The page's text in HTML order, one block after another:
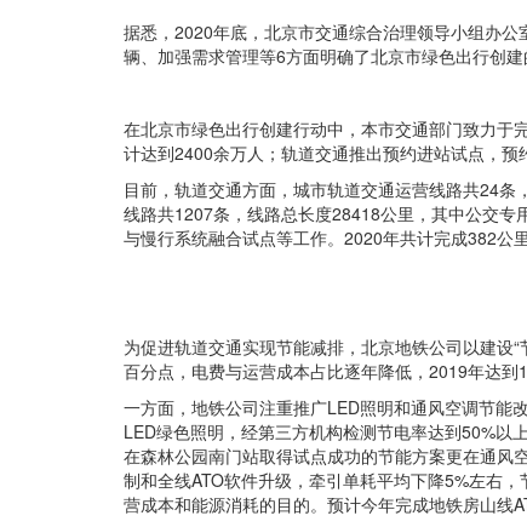
据悉，2020年底，北京市交通综合治理领导小组办
辆、加强需求管理等6方面明确了北京市绿色出行创
在北京市绿色出行创建行动中，本市交通部门致力于
计达到2400余万人；轨道交通推出预约进站试点，
目前，轨道交通方面，城市轨道交通运营线路共24
线路共1207条，线路总长度28418公里，其中公交
与慢行系统融合试点等工作。2020年共计完成382公
为促进轨道交通实现节能减排，北京地铁公司以建设
百分点，电费与运营成本占比逐年降低，2019年达到
一方面，地铁公司注重推广LED照明和通风空调节能
LED绿色照明，经第三方机构检测节电率达到50%以
在森林公园南门站取得试点成功的节能方案更在通风
制和全线ATO软件升级，牵引单耗平均下降5%左右
营成本和能源消耗的目的。预计今年完成地铁房山线